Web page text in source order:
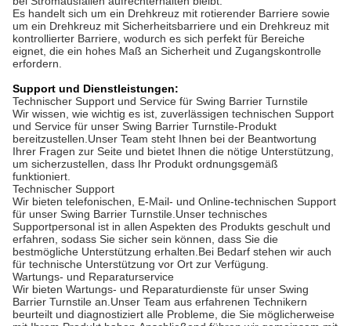
Anwendungen:
AnKuai AKT328 Swing Barrier Drehkreuz-Anwendungsszenarien
Das AnKuai AKT328 Swing Barrier Turnstile eignet sich perfekt für
eine Vielzahl von Zugangskontrollanwendungen, wie z. B.
unternehmensinterne Bürobereiche, öffentliche Bereiche,
Eingänge von Einkaufszentren, Bürogebäuden, Flughäfen und U-
Bahnen.Es ist ein perfektes Gerät zur Bereitstellung von
Sicherheit und Zugangskontrolle.
Der AKT328 verfügt über eine große Fahrspurbreite von 600 mm
und eignet sich daher für Bereiche mit viel
Fußgängerverkehr.Außerdem verfügt es über eine
Ausgangsspannung von 24 V Gleichstrom und einen großen
Arbeitstemperaturbereich von -20 °C bis +75 °C, wodurch es sich
perfekt für raue Umgebungen eignet.
Der AKT328 verfügt über mehrere Kartenlesemethoden,
einschließlich ID/IC/Gesichtserkennung, wodurch er sich perfekt
für die sichere Zugangskontrolle eignet.Es ist außerdem mit
Notfallmaßnahmen ausgestattet, wie z. B. freiem Durchgang bei
Stromausfall, um sicherzustellen, dass die Zugangskontrolle auch
bei Stromausfällen aufrechterhalten bleibt.
Es handelt sich um ein Drehkreuz mit rotierender Barriere sowie
um ein Drehkreuz mit Sicherheitsbarriere und ein Drehkreuz mit
kontrollierter Barriere, wodurch es sich perfekt für Bereiche
eignet, die ein hohes Maß an Sicherheit und Zugangskontrolle
erfordern.